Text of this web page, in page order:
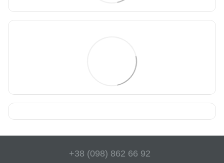
+38 (098) 862 66 92